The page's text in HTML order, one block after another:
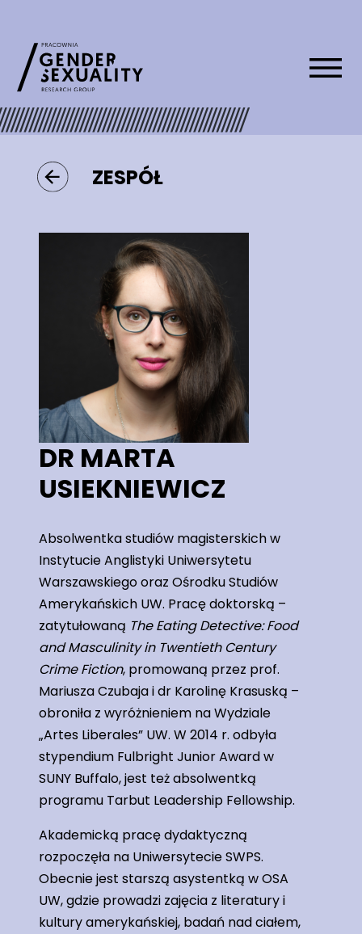
ZESPÓŁ
DR MARTA
USIEKNIEWICZ
Absolwentka studiów magisterskich w
Instytucie Anglistyki Uniwersytetu
Warszawskiego oraz Ośrodku Studiów
Amerykańskich UW. Pracę doktorską –
zatytułowaną The Eating Detective: Food
and Masculinity in Twentieth Century
Crime Fiction, promowaną przez prof.
Mariusza Czubaja i dr Karolinę Krasuską –
obroniła z wyróżnieniem na Wydziale
„Artes Liberales” UW. W 2014 r. odbyła
stypendium Fulbright Junior Award w
SUNY Buffalo, jest też absolwentką
programu Tarbut Leadership Fellowship.
Akademicką pracę dydaktyczną
rozpoczęła na Uniwersytecie SWPS.
Obecnie jest starszą asystentką w OSA
UW, gdzie prowadzi zajęcia z literatury i
kultury amerykańskiej, badań nad ciałem,